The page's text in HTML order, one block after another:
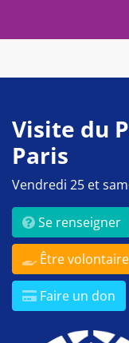
Visite du
Paris
Vendredi 25 et
Se renseigner
Être volontaire
Faire un don